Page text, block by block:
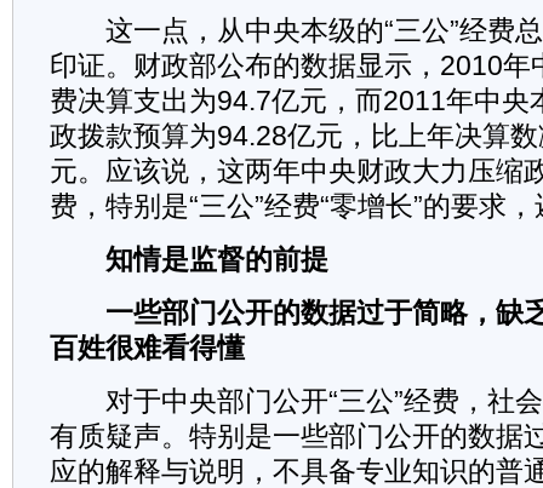
这一点，从中央本级的“三公”经费
印证。财政部公布的数据显示，2010年
费决算支出为94.7亿元，而2011年中央
政拨款预算为94.28亿元，比上年决算
元。应该说，这两年中央财政大力压缩
费，特别是“三公”经费“零增长”的要求
知情是监督的前提
一些部门公开的数据过于简略，缺
百姓很难看得懂
对于中央部门公开“三公”经费，社
有质疑声。特别是一些部门公开的数据
应的解释与说明，不具备专业知识的普